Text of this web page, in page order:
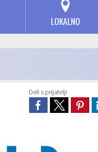
LOKALNO
Deli s prijatelji